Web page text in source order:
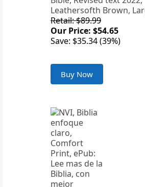
Leathersofth Brown,
Retail: $89.99
Our Price: $54.65
Save: $35.34 (39%)
Buy Now